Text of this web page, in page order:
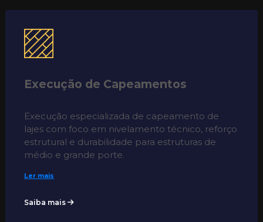
Execução de Capeamentos
Execução especializada de capeamento de
lajes com foco em nivelamento técnico, reforço
estrutural e durabilidade para estruturas de
médio e grande porte.
Ler mais
Saiba mais